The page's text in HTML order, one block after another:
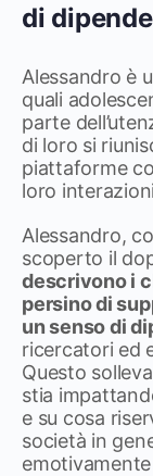
di
Alessandro è
quali
parte
di loro si
piattaforme
loro
Alessandro,
scoperto il
descrivono i
persino di
un senso di
ricercatori ed
Questo
stia
e su cosa
società in